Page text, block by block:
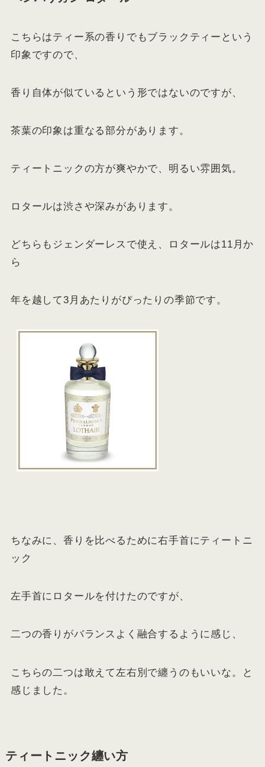
こちらはティー系の香りでもブラックティーという
印象ですので、
香り自体が似ているという形ではないのですが、
茶葉の印象は重なる部分があります。
ティートニックの方が爽やかで、明るい雰囲気。
ロタールは渋さや深みがあります。
どちらもジェンダーレスで使え、ロタールは11月か
ら
年を越して3月あたりがぴったりの季節です。
ちなみに、香りを比べるために右手首にティートニ
ック
左手首にロタールを付けたのですが、
二つの香りがバランスよく融合するように感じ、
こちらの二つは敢えて左右別で纏うのもいいな。と
感じました。
ティートニック纏い方